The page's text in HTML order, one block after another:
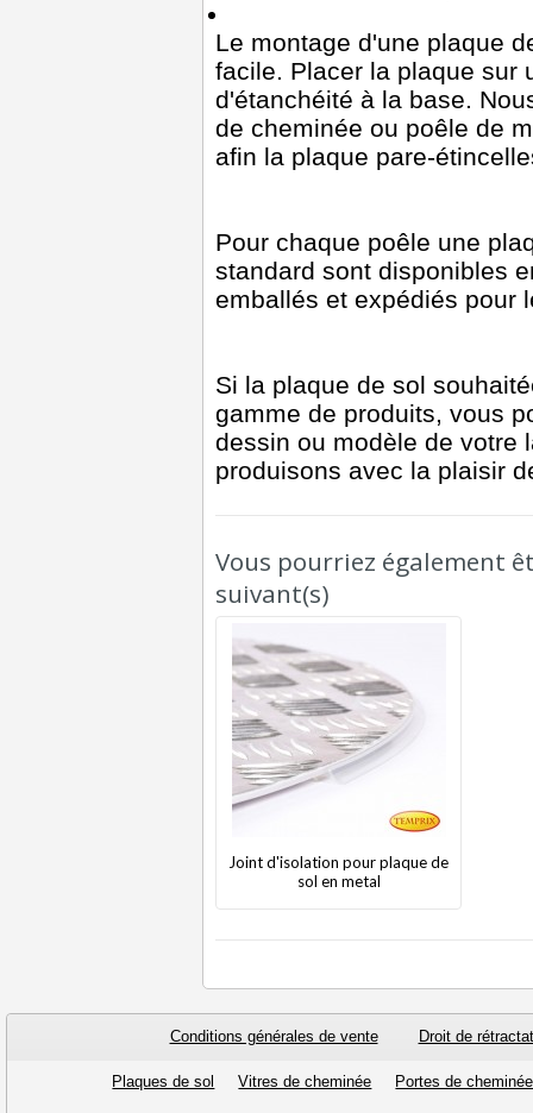
Le montage d'une plaque
facile. Placer la plaque sur
d'étanchéité à la base.
de cheminée ou poêle de
afin la plaque pare-
Pour chaque poêle une
standard sont disponibles
emballés et expédiés pour
Si la plaque de sol
gamme de produits, vous
dessin ou modèle de votre
produisons avec la plaisir
Vous pourriez également
suivant(s)
Joint d'isolation pour plaque de
sol en metal
Conditions générales de vente Droit de
Plaques de sol Vitres de cheminée Portes de cheminée